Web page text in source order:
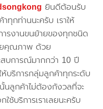
ยินดีต้อนรับ
าทุกท่านนะครับ เราให้
ารงานขนย้ายของทุกชนิด
คุณภาพ ด้วย
สบการณ์มากกว่า 10 ปี
ให้บริการกลุ่มลูกค้าทุกระดับ
นลูกค้าไม่ต้องกังวลที่จะ
ใช้บริการเราเลยนะครับ